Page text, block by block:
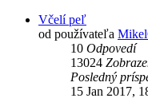
Včelí peľ
od používateľa
10 Odpovedí
13024
Posledný
15 Jan 2017,